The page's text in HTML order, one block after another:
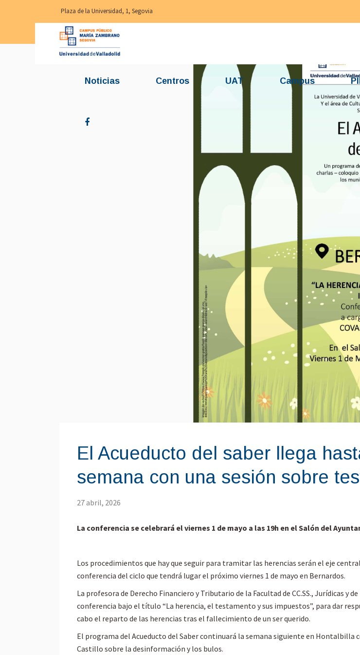
Plaza de la Universidad, 1, Segovia
Noticias Centros UAT Campus
El Acueducto del saber llega
semana con una sesión sobre
27 abril, 2026
La conferencia se celebrará el viernes 1 de mayo a las 19h en el Salón del
Los procedimientos que hay que seguir para tramitar las herencias serán el eje
conferencia del ciclo que tendrá lugar el próximo viernes 1 de mayo en Bernardos.
La profesora de Derecho Financiero y Tributario de la Facultad de CC.SS., Jurídicas y
conferencia bajo el título “La herencia, el testamento y sus impuestos”, para dar
cabo el reparto de las herencias tras el fallecimiento de un ser querido.
El programa del Acueducto del Saber continuará la semana siguiente en
Castillo sobre la desinformación y los bulos.